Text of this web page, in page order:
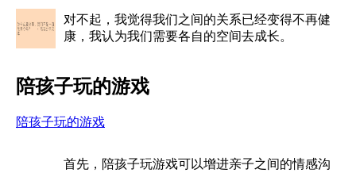
对不起，我觉得我们之间的关系已经变得不再健
康，我认为我们需要各自的空间去成长。
陪孩子玩的游戏
陪孩子玩的游戏
首先，陪孩子玩游戏可以增进亲子之间的情感沟